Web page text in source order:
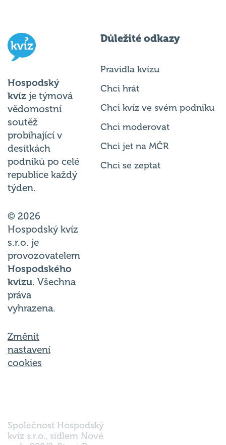
Hospodský
kvíz je týmová
vědomostní
soutěž
probíhající v
desítkách
podniků po celé
republice každý
týden.
© 2026
Hospodský kvíz
s.r.o. je
provozovatelem
Hospodského
kvízu. Všechna
práva
vyhrazena.
Změnit
nastavení
cookies
Důležité odkazy
Pravidla kvízu
Chci hrát
Chci kvíz ve svém podniku
Chci moderovat
Chci jet na MČR
Chci se zeptat
Společnost Hospodský
kvíz s.r.o., sídlem Nové